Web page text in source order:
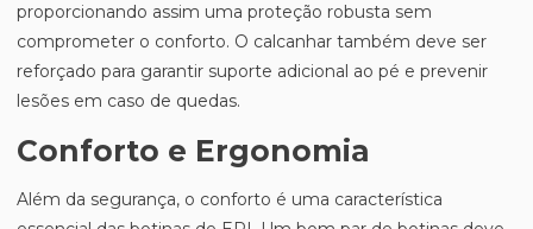
proporcionando assim uma proteção robusta sem
comprometer o conforto. O calcanhar também deve ser
reforçado para garantir suporte adicional ao pé e prevenir
lesões em caso de quedas.
Conforto e Ergonomia
Além da segurança, o conforto é uma característica